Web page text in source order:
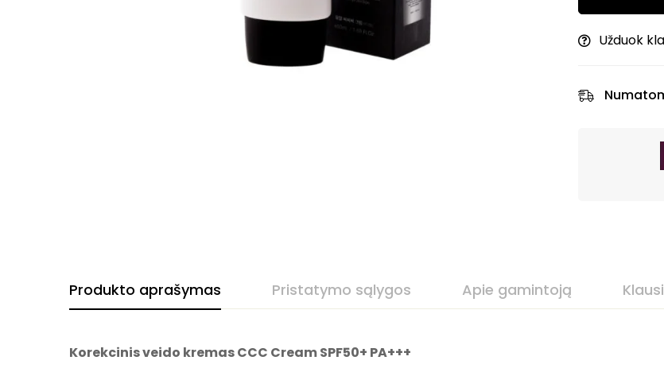
Užduok
Produkto aprašymas Pristatymo sąlygos Apie gamintoją
Korekcinis veido kremas CCC Cream SPF50+ PA+++